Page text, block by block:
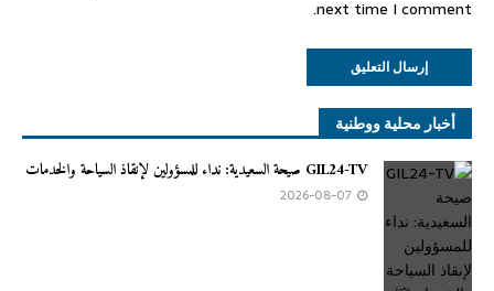
next time I comment.
أخبار محلية ووطنية
GIL24-TV صيحة السعيدية: نداء للمسؤولين لإنقاذ السياحة والخدمات
2026-08-07